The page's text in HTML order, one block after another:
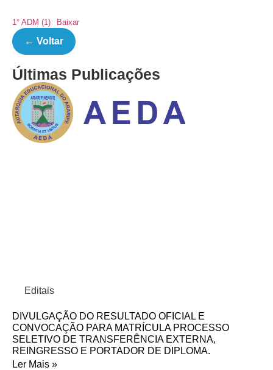
1° ADM (1) Baixar
← Voltar
Últimas Publicações
Editais
DIVULGAÇÃO DO RESULTADO OFICIAL E
CONVOCAÇÃO PARA MATRÍCULA PROCESSO
SELETIVO DE TRANSFERÊNCIA EXTERNA,
REINGRESSO E PORTADOR DE DIPLOMA.
Ler Mais »